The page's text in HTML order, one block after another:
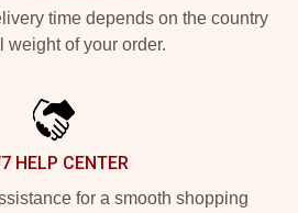
time depends on the country
weight of your order.
HELP CENTER
for a smooth shopping